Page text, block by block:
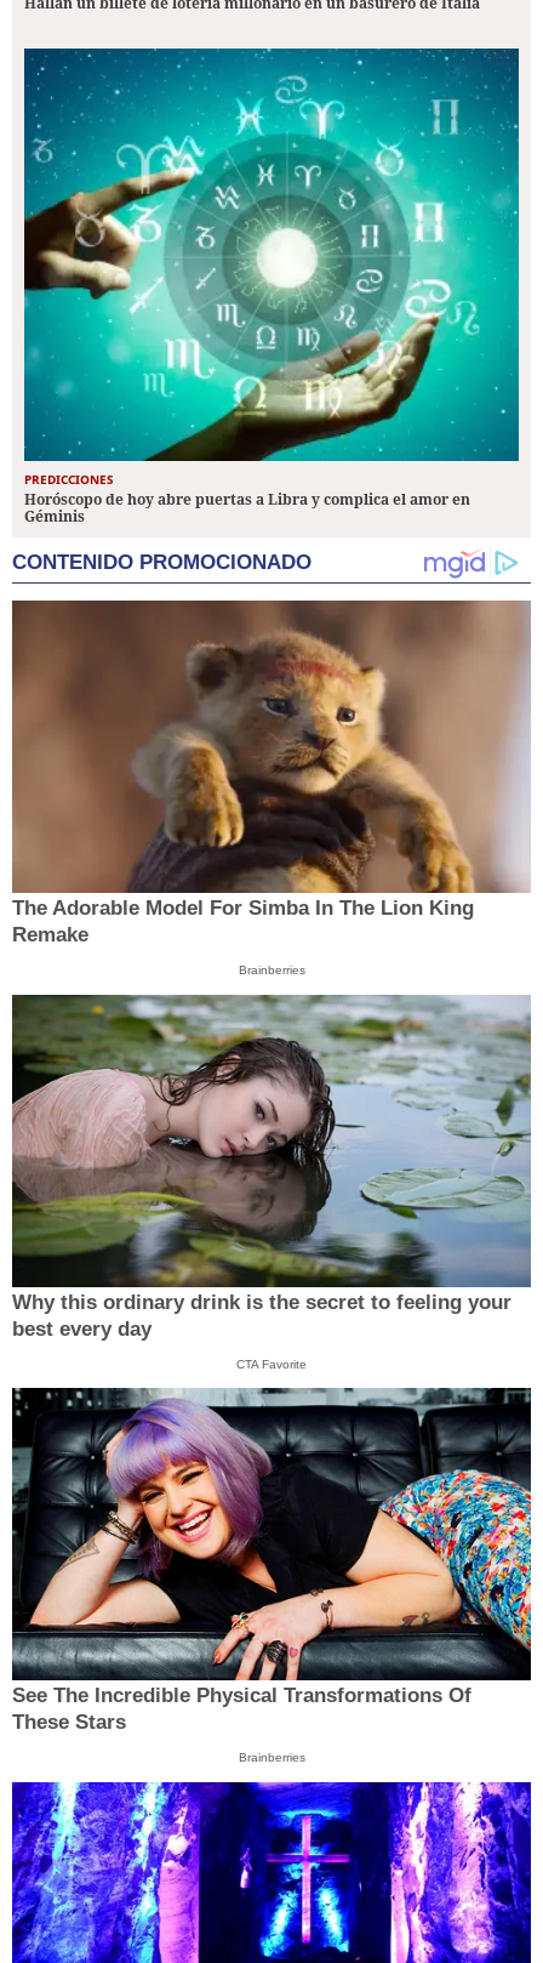
PREDICCIONES
Horóscopo de hoy abre puertas a Libra y complica el amor en
Géminis
CONTENIDO PROMOCIONADO
The Adorable Model For Simba In The Lion King
Remake
Brainberries
Why this ordinary drink is the secret to feeling your
best every day
CTA Favorite
See The Incredible Physical Transformations Of
These Stars
Brainberries